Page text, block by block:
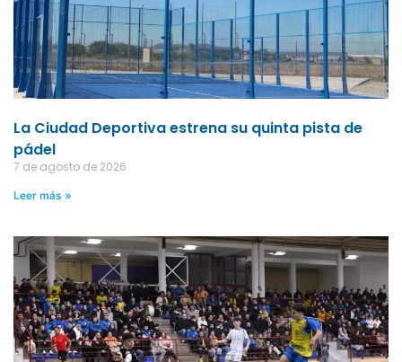
La Ciudad Deportiva estrena su quinta pista de
pádel
7 de agosto de 2026
Leer más »